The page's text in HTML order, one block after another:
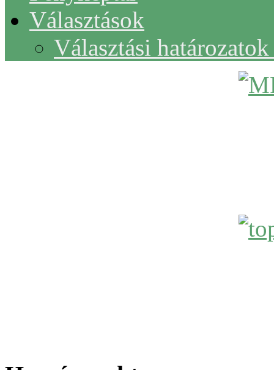
Választások
Választási